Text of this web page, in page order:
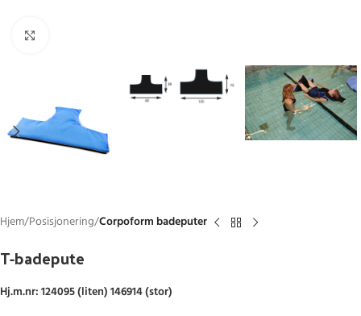
Hjem Posisjonering Corpoform badeputer
T-badepute
Hj.m.nr: 124095 (liten) 146914 (stor)